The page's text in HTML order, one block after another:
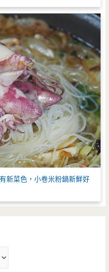
新菜色，小卷米粉鍋新鮮好